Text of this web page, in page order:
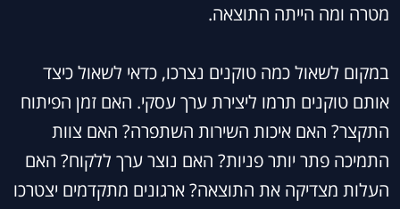
מטרה ומה הייתה התוצאה.
במקום לשאול כמה טוקנים נצרכו, כדאי לשאול כיצד
אותם טוקנים תרמו ליצירת ערך עסקי. האם זמן הפיתוח
התקצר? האם איכות השירות השתפרה? האם צוות
התמיכה פתר יותר פניות? האם נוצר ערך ללקוח? האם
העלות מצדיקה את התוצאה? ארגונים מתקדמים יצטרכו